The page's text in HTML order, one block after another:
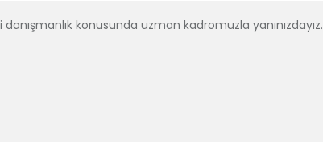
danışmanlık konusunda uzman kadromuzla yanınızdayız.